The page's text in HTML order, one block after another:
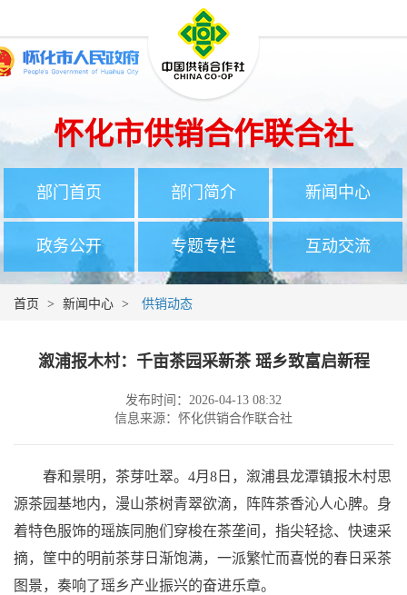
怀化市供销合作联合社
部门首页 部门简介 新闻中心
政务公开 专题专栏 互动交流
首页 > 新闻中心 > 供销动态
溆浦报木村：千亩茶园采新茶 瑶乡致富启新程
发布时间：2026-04-13 08:32
信息来源：怀化供销合作联合社
春和景明，茶芽吐翠。4月8日，溆浦县龙潭镇报木村思
源茶园基地内，漫山茶树青翠欲滴，阵阵茶香沁人心脾。身
着特色服饰的瑶族同胞们穿梭在茶垄间，指尖轻捻、快速采
摘，筐中的明前茶芽日渐饱满，一派繁忙而喜悦的春日采茶
图景，奏响了瑶乡产业振兴的奋进乐章。